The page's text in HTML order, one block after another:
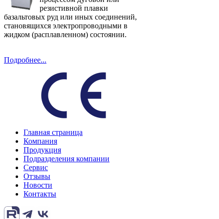
резистивной плавки
базальтовых руд или иных соединений,
становящихся электропроводными в
жидком (расплавленном) состоянии.
Подробнее...
Главная страница
Компания
Продукция
Подразделения компании
Сервис
Отзывы
Новости
Контакты